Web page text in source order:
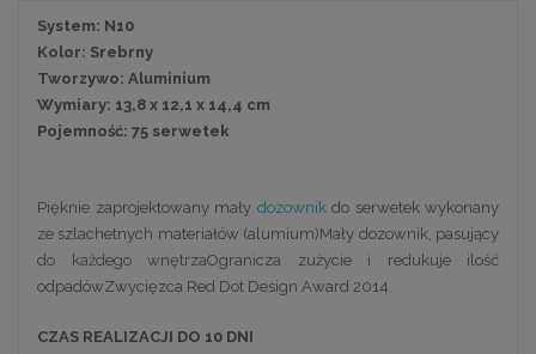
System: N10
Kolor: Srebrny
Tworzywo: Aluminium
Wymiary: 13,8 x 12,1 x 14,4 cm
Pojemność: 75 serwetek
Pięknie zaprojektowany mały dozownikdo serwetek wykonany
ze szlachetnych materiałów (alumium)Mały dozownik, pasujący
do każdego wnętrzaOgranicza zużycie i redukuje ilość
odpadówZwycięzca Red Dot Design Award 2014.
CZAS REALIZACJI DO 10 DNI